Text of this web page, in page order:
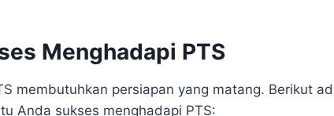
Menghadapi PTS
membutuhkan persiapan yang matang. Berikut
Anda sukses menghadapi PTS: